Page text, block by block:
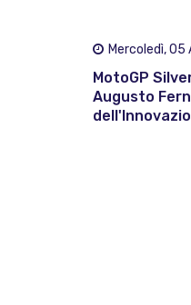
Mercoledì,
MotoGP
Augusto